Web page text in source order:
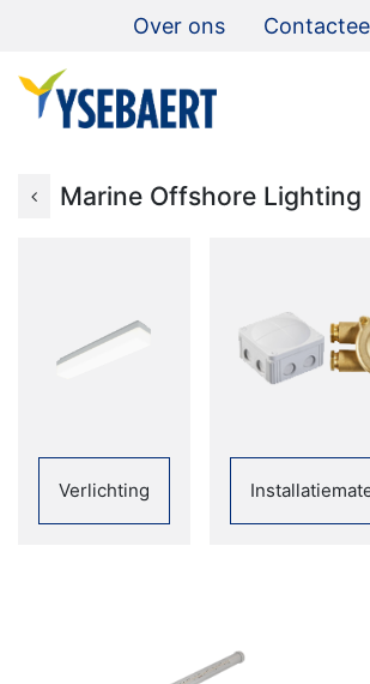
Over ons
Marine Offshore Lighting
Verlichting